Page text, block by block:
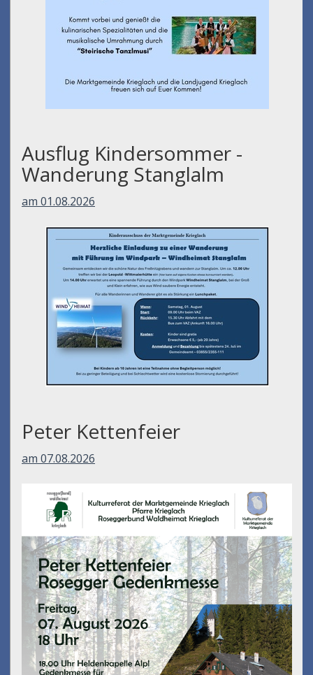
Ausflug Kindersommer -
Wanderung Stanglalm
am 01.08.2026
Peter Kettenfeier
am 07.08.2026